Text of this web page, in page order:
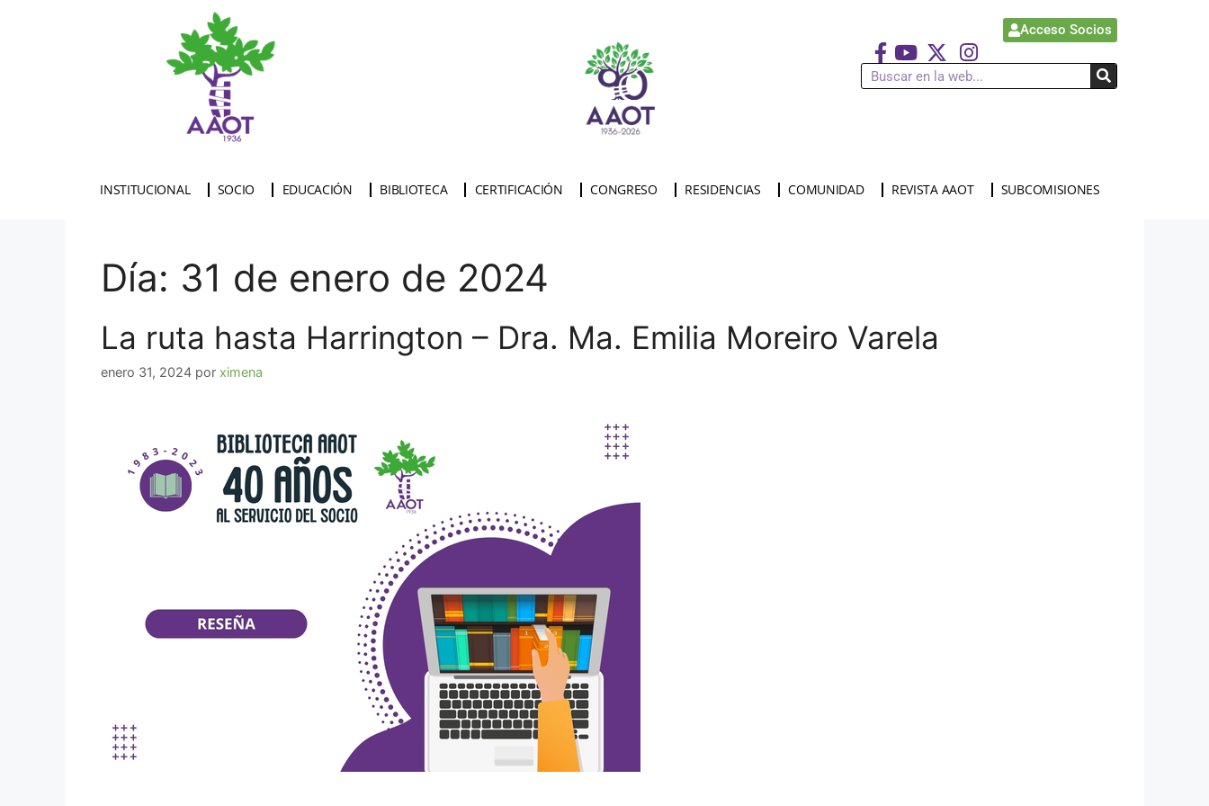
Acceso Socios
INSTITUCIONAL SOCIO EDUCACIÓN BIBLIOTECA CERTIFICACIÓN CONGRESO RESIDENCIAS COMUNIDAD REVISTA AAOT SUBCOMISIONES
Día: 31 de enero de 2024
La ruta hasta Harrington – Dra. Ma. Emilia Moreiro Varela
enero 31, 2024 por ximena